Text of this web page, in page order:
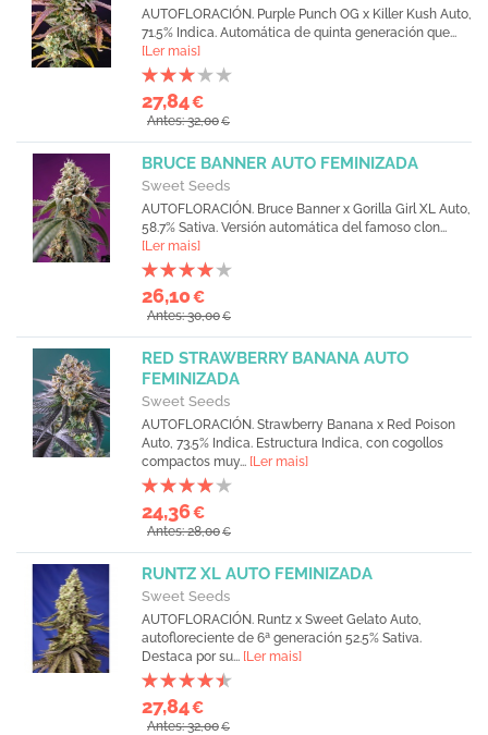
AUTOFLORACIÓN. Purple Punch OG x Killer Kush Auto,
71.5% Indica. Automática de quinta generación que...
[Ler mais]
27,84€
Antes: 32,00€
BRUCE BANNER AUTO FEMINIZADA
Sweet Seeds
AUTOFLORACIÓN. Bruce Banner x Gorilla Girl XL Auto,
58.7% Sativa. Versión automática del famoso clon...
[Ler mais]
26,10€
Antes: 30,00€
RED STRAWBERRY BANANA AUTO
FEMINIZADA
Sweet Seeds
AUTOFLORACIÓN. Strawberry Banana x Red Poison
Auto, 73.5% Indica. Estructura Indica, con cogollos
compactos muy... [Ler mais]
24,36€
Antes: 28,00€
RUNTZ XL AUTO FEMINIZADA
Sweet Seeds
AUTOFLORACIÓN. Runtz x Sweet Gelato Auto,
autofloreciente de 6ª generación 52.5% Sativa.
Destaca por su... [Ler mais]
27,84€
Antes: 32,00€